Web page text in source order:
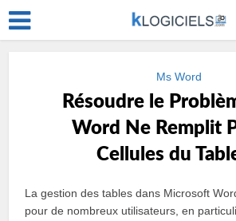
Ms Word
Résoudre le
Word Ne Remplit
Cellules du
La gestion des tables dans Microsoft
pour de nombreux utilisateurs, en